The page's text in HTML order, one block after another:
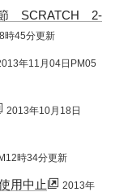
SCRATCH 2-
時45分更新
年11月04日PM05
2013年10月18日
時34分更新
用中止
2013年